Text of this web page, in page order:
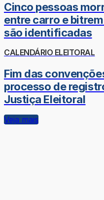
Cinco pessoas
entre carro e
são identificadas
CALENDÁRIO ELEITORAL
Fim das
processo de
Justiça Eleitoral
Veja mais